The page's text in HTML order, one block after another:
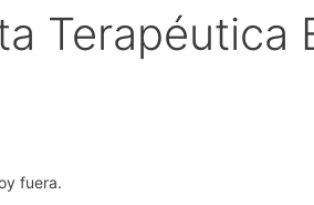
Terapéutica
fuera.